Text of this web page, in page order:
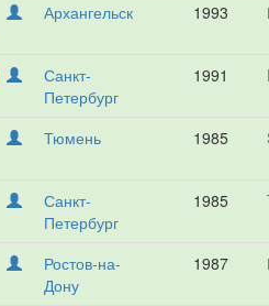
Архангельск 1993
Санкт-
Петербург
1991
Тюмень 1985
Санкт-
Петербург
1985
Ростов-на-
Дону
1987